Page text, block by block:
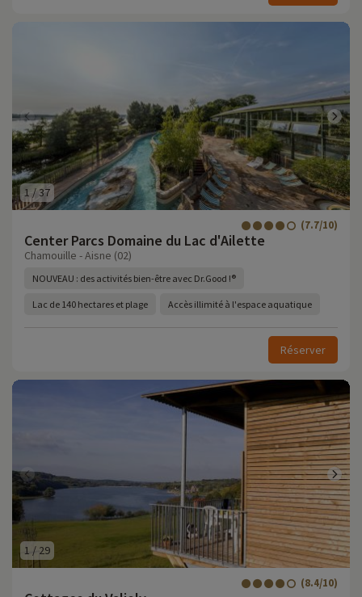
1 /37
Center Parcs Domaine du Lac d'Ailette
(7.7/10)
Chamouille - Aisne (02)
NOUVEAU : des activités bien-être avec Dr.Good !®
Lac de 140 hectares et plage Accès illimité à l'espace aquatique
Réserver
1 / 29
(8.4/10)